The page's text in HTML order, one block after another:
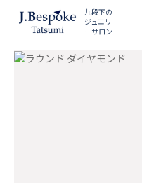
九段下の
ジュエリ
ーサロン